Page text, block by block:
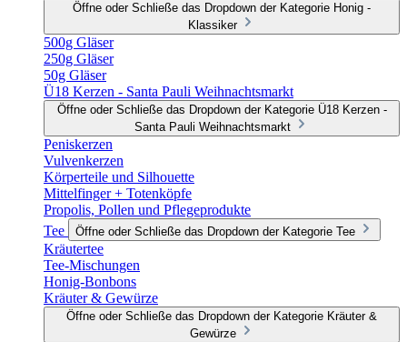
Öffne oder Schließe das Dropdown der Kategorie Honig -
Klassiker
500g Gläser
250g Gläser
50g Gläser
Ü18 Kerzen - Santa Pauli Weihnachtsmarkt
Öffne oder Schließe das Dropdown der Kategorie Ü18 Kerzen -
Santa Pauli Weihnachtsmarkt
Peniskerzen
Vulvenkerzen
Körperteile und Silhouette
Mittelfinger + Totenköpfe
Propolis, Pollen und Pflegeprodukte
Tee
Öffne oder Schließe das Dropdown der Kategorie Tee
Kräutertee
Tee-Mischungen
Honig-Bonbons
Kräuter & Gewürze
Öffne oder Schließe das Dropdown der Kategorie Kräuter &
Gewürze